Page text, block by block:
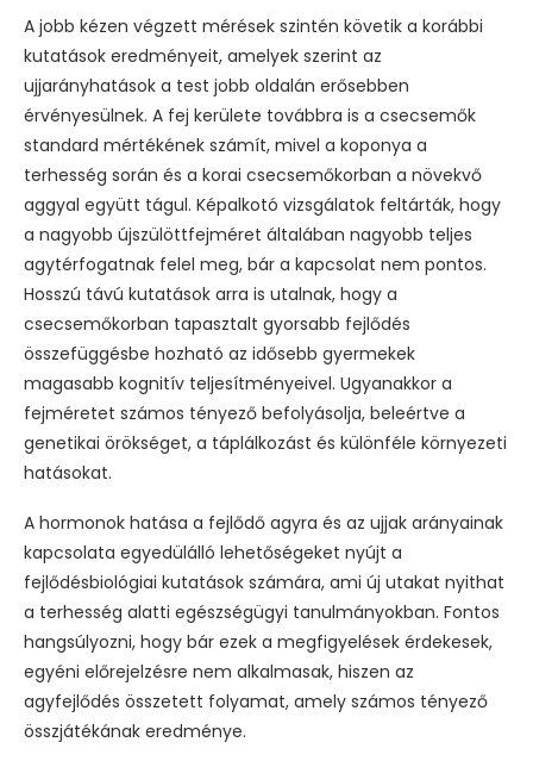
A jobb kézen végzett mérések szintén követik a korábbi
kutatások eredményeit, amelyek szerint az
ujjarányhatások a test jobb oldalán erősebben
érvényesülnek. A fej kerülete továbbra is a csecsemők
standard mértékének számít, mivel a koponya a
terhesség során és a korai csecsemőkorban a növekvő
aggyal együtt tágul. Képalkotó vizsgálatok feltárták, hogy
a nagyobb újszülöttfejméret általában nagyobb teljes
agytérfogatnak felel meg, bár a kapcsolat nem pontos.
Hosszú távú kutatások arra is utalnak, hogy a
csecsemőkorban tapasztalt gyorsabb fejlődés
összefüggésbe hozható az idősebb gyermekek
magasabb kognitív teljesítményeivel. Ugyanakkor a
fejméretet számos tényező befolyásolja, beleértve a
genetikai örökséget, a táplálkozást és különféle környezeti
hatásokat.
A hormonok hatása a fejlődő agyra és az ujjak arányainak
kapcsolata egyedülálló lehetőségeket nyújt a
fejlődésbiológiai kutatások számára, ami új utakat nyithat
a terhesség alatti egészségügyi tanulmányokban. Fontos
hangsúlyozni, hogy bár ezek a megfigyelések érdekesek,
egyéni előrejelzésre nem alkalmasak, hiszen az
agyfejlődés összetett folyamat, amely számos tényező
összjátékának eredménye.